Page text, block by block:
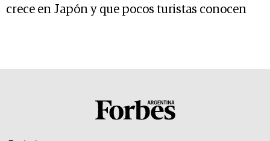
crece en Japón y que pocos turistas conocen